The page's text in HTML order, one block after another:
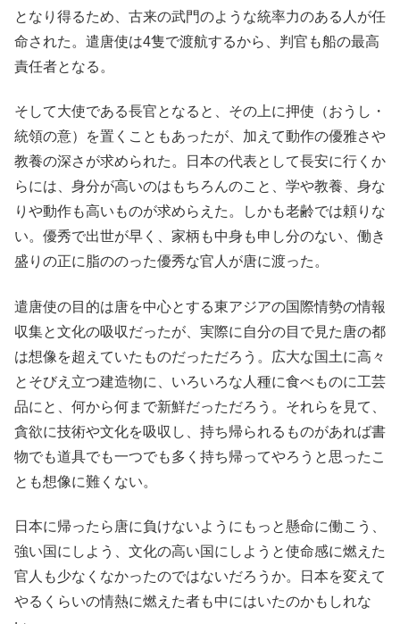
となり得るため、古来の武門のような統率力のある人が任
命された。遣唐使は4隻で渡航するから、判官も船の最高
責任者となる。
そして大使である長官となると、その上に押使（おうし・
統領の意）を置くこともあったが、加えて動作の優雅さや
教養の深さが求められた。日本の代表として長安に行くか
らには、身分が高いのはもちろんのこと、学や教養、身な
りや動作も高いものが求めらえた。しかも老齢では頼りな
い。優秀で出世が早く、家柄も中身も申し分のない、働き
盛りの正に脂ののった優秀な官人が唐に渡った。
遣唐使の目的は唐を中心とする東アジアの国際情勢の情報
収集と文化の吸収だったが、実際に自分の目で見た唐の都
は想像を超えていたものだっただろう。広大な国土に高々
とそびえ立つ建造物に、いろいろな人種に食べものに工芸
品にと、何から何まで新鮮だっただろう。それらを見て、
貪欲に技術や文化を吸収し、持ち帰られるものがあれば書
物でも道具でも一つでも多く持ち帰ってやろうと思ったこ
とも想像に難くない。
日本に帰ったら唐に負けないようにもっと懸命に働こう、
強い国にしよう、文化の高い国にしようと使命感に燃えた
官人も少なくなかったのではないだろうか。日本を変えて
やるくらいの情熱に燃えた者も中にはいたのかもしれな